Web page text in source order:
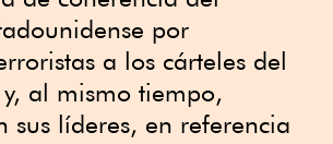
por
a los cárteles del
al mismo tiempo,
sus líderes, en referencia